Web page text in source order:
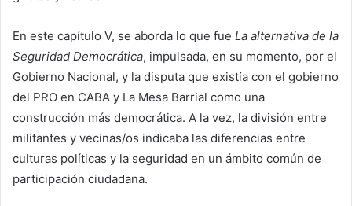
En este capítulo V, se aborda lo que fue La alternativa de la
Seguridad Democrática, impulsada, en su momento, por el
Gobierno Nacional, y la disputa que existía con el gobierno
del PRO en CABA y La Mesa Barrial como una
construcción más democrática. A la vez, la división entre
militantes y vecinas/os indicaba las diferencias entre
culturas políticas y la seguridad en un ámbito común de
participación ciudadana.